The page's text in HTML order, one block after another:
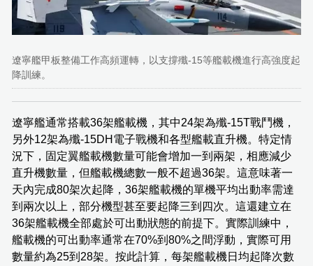
遼寧艦甲板整備工作高頻運轉，以支撐殲-15等艦載機進行高強度起
降訓練。
遼寧艦通常搭載36架艦載機，其中24架為殲-15T戰鬥機，
另外12架為殲-15DH電子戰機和各型艦載直升機。特定情
況下，固定翼艦載機數量可能會增加一到兩架，相應減少
直升機數量，但艦載機總數一般不超過36架。這意味著一
天內完成80架次起降，36架艦載機的單機平均出動率需達
到兩次以上，部分機型甚至要起降三到四次。這還建立在
36架艦載機全部處於可出動狀態的前提下。實際訓練中，
艦載機的可出動率通常在70%到80%之間浮動，實際可用
數量約為25到28架。按此計算，每架艦載機日均起降次數